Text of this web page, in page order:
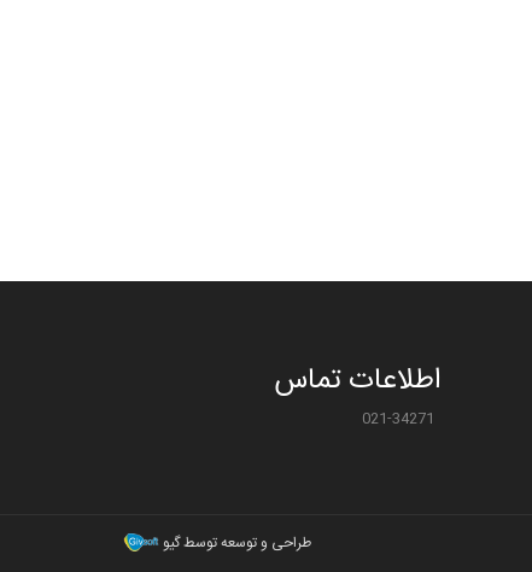
اطلاعات تماس
021-34271
طراحی و توسعه توسط گیو